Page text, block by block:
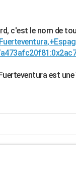
c'est le nom de
est une